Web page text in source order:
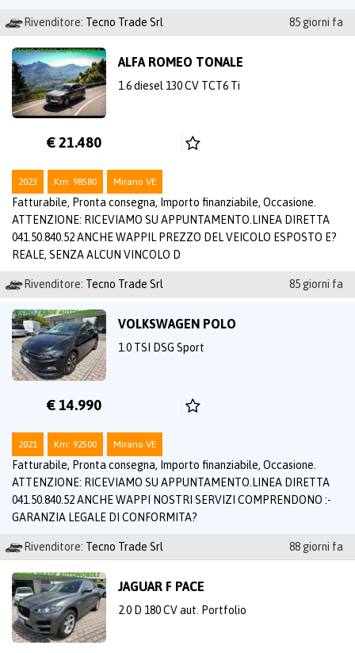
Rivenditore: Tecno Trade Srl 85 giorni fa
ALFA ROMEO TONALE
1.6 diesel 130 CV TCT6 Ti
€ 21.480
2023 Km: 98580 Mirano VE
Fatturabile, Pronta consegna, Importo finanziabile, Occasione.
ATTENZIONE: RICEVIAMO SU APPUNTAMENTO.LINEA DIRETTA
041.50.840.52 ANCHE WAPPIL PREZZO DEL VEICOLO ESPOSTO E?
REALE, SENZA ALCUN VINCOLO D
Rivenditore: Tecno Trade Srl 85 giorni fa
VOLKSWAGEN POLO
1.0 TSI DSG Sport
€ 14.990
2021 Km: 92500 Mirano VE
Fatturabile, Pronta consegna, Importo finanziabile, Occasione.
ATTENZIONE: RICEVIAMO SU APPUNTAMENTO.LINEA DIRETTA
041.50.840.52 ANCHE WAPPI NOSTRI SERVIZI COMPRENDONO :-
GARANZIA LEGALE DI CONFORMITA?
Rivenditore: Tecno Trade Srl 88 giorni fa
JAGUAR F PACE
2.0 D 180 CV aut. Portfolio